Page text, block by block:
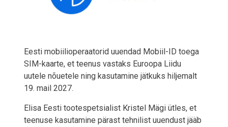
Eesti mobiilioperaatorid uuendad Mobiil-ID toega
SIM-kaarte, et teenus vastaks Euroopa Liidu
uutele nõuetele ning kasutamine jätkuks hiljemalt
19. mail 2027.
Elisa Eesti tootespetsialist Kristel Mägi ütles, et
teenuse kasutamine pärast tehnilist uuendust jääb